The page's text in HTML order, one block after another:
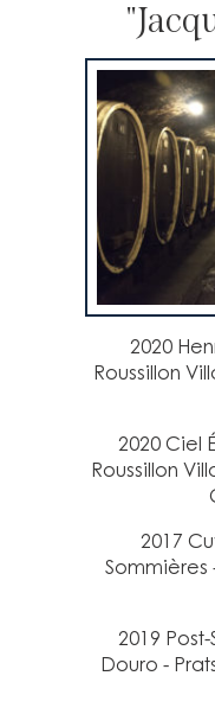
2020
Roussillon
2020 Ciel
Roussillon
2017
2019
Douro -